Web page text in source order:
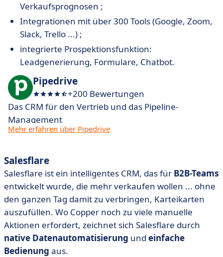
Verkaufsprognosen ;
Integrationen mit über 300 Tools (Google, Zoom,
Slack, Trello ...) ;
integrierte Prospektionsfunktion:
Leadgenerierung, Formulare, Chatbot.
Pipedrive
+200 Bewertungen
Das CRM für den Vertrieb und das Pipeline-
Management
Mehr erfahren über Pipedrive
Salesflare
Salesflare ist ein intelligentes CRM, das für B2B-Teams
entwickelt wurde, die mehr verkaufen wollen ... ohne
den ganzen Tag damit zu verbringen, Karteikarten
auszufüllen. Wo Copper noch zu viele manuelle
Aktionen erfordert, zeichnet sich Salesflare durch
native Datenautomatisierung und einfache
Bedienung aus.